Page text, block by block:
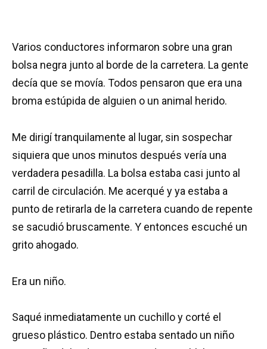
Varios conductores informaron sobre una gran
bolsa negra junto al borde de la carretera. La gente
decía que se movía. Todos pensaron que era una
broma estúpida de alguien o un animal herido.
Me dirigí tranquilamente al lugar, sin sospechar
siquiera que unos minutos después vería una
verdadera pesadilla. La bolsa estaba casi junto al
carril de circulación. Me acerqué y ya estaba a
punto de retirarla de la carretera cuando de repente
se sacudió bruscamente. Y entonces escuché un
grito ahogado.
Era un niño.
Saqué inmediatamente un cuchillo y corté el
grueso plástico. Dentro estaba sentado un niño